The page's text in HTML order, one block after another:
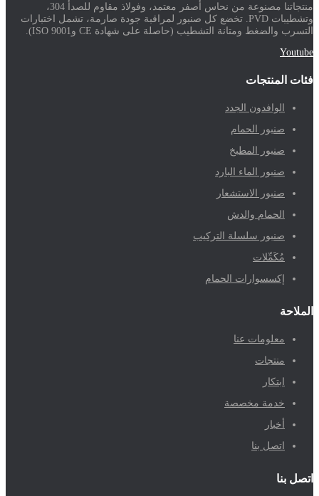
منتجاتنا مصنوعة من نحاس أصفر معتمد، وفولاذ مقاوم للصدأ 304،
وتشطيبات PVD. تخضع كل صنبور لمراقبة جودة صارمة، تشمل اختبارات
التسرب والضغط ومتانة التشطيب (حاصلة على شهادة CE وISO 9001).
Youtube
فئات المنتجات
الوافدون الجدد
صنبور الحمام
صنبور المطبخ
صنبور الماء البارد
صنبور الاستشعار
الحمام والدش
صنبور سلسلة التركيب
مُكَمِّلات
إكسسوارات الحمام
الملاحة
معلومات عنا
منتجات
ابتكار
خدمة مخصصة
أخبار
اتصل بنا
اتصل بنا